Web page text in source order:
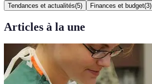
Tendances et actualités(5) Finances et budget(3)
Articles à la une